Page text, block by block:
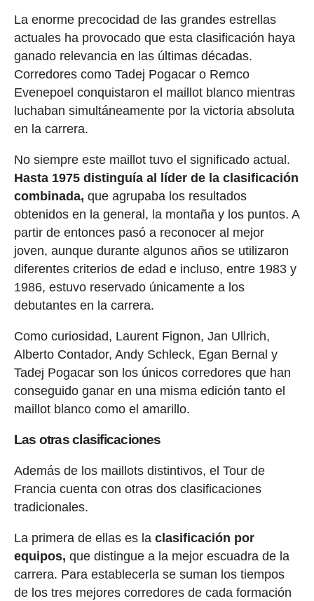
La enorme precocidad de las grandes estrellas
actuales ha provocado que esta clasificación haya
ganado relevancia en las últimas décadas.
Corredores como Tadej Pogacar o Remco
Evenepoel conquistaron el maillot blanco mientras
luchaban simultáneamente por la victoria absoluta
en la carrera.
No siempre este maillot tuvo el significado actual.
Hasta 1975 distinguía al líder de la clasificación
combinada, que agrupaba los resultados
obtenidos en la general, la montaña y los puntos. A
partir de entonces pasó a reconocer al mejor
joven, aunque durante algunos años se utilizaron
diferentes criterios de edad e incluso, entre 1983 y
1986, estuvo reservado únicamente a los
debutantes en la carrera.
Como curiosidad, Laurent Fignon, Jan Ullrich,
Alberto Contador, Andy Schleck, Egan Bernal y
Tadej Pogacar son los únicos corredores que han
conseguido ganar en una misma edición tanto el
maillot blanco como el amarillo.
Las otras clasificaciones
Además de los maillots distintivos, el Tour de
Francia cuenta con otras dos clasificaciones
tradicionales.
La primera de ellas es la clasificación por
equipos, que distingue a la mejor escuadra de la
carrera. Para establecerla se suman los tiempos
de los tres mejores corredores de cada formación